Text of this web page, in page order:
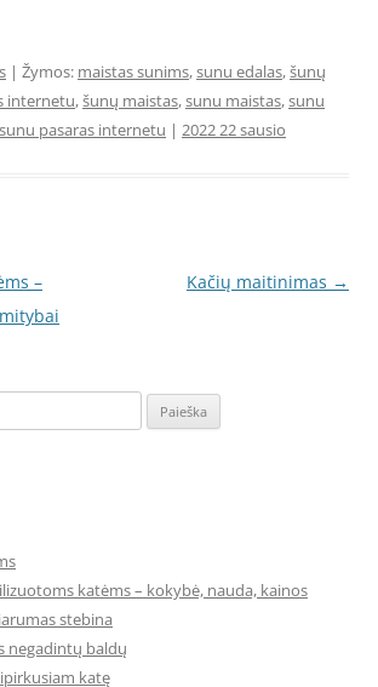
| Žymos: maistas sunims,sunu edalas,šunų
internetu,šunų maistas,sunu maistas,sunu
sunu pasaras internetu | 2022 22 sausio
–
Kačių maitinimas →
katėms – kokybė, nauda, kainos
stebina
negadintų baldų
katę